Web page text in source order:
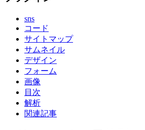
sns
コード
サイトマップ
サムネイル
デザイン
フォーム
画像
目次
解析
関連記事